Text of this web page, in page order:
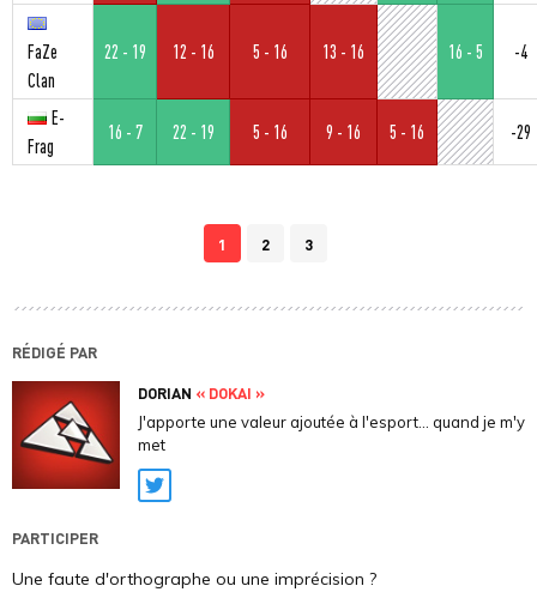
FaZe
Clan
22 - 19 12 - 16 5 - 16 13 - 16 16 - 5 -4
E-
Frag
16 - 7 22 - 19 5 - 16 9 - 16 5 - 16 -29
1 2 3
RÉDIGÉ PAR
DORIAN « DOKAI »
J'apporte une valeur ajoutée à l'esport... quand je m'y
met
Twitter
PARTICIPER
Une faute d'orthographe ou une imprécision ?